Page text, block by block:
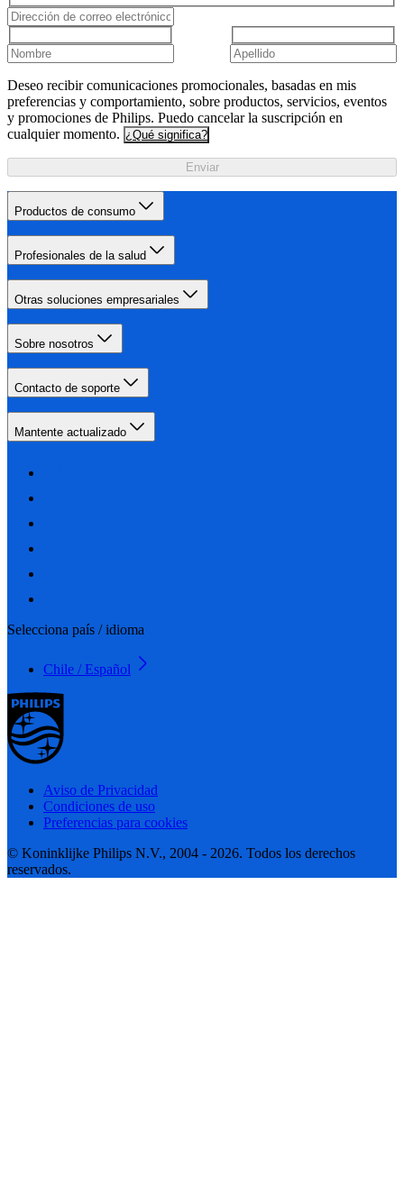
Deseo recibir comunicaciones promocionales, basadas en mis
preferencias y comportamiento, sobre productos, servicios, eventos
y promociones de Philips. Puedo cancelar la suscripción en
cualquier momento. ¿Qué significa?
Enviar
Productos de consumo
Profesionales de la salud
Otras soluciones empresariales
Sobre nosotros
Contacto de soporte
Mantente actualizado
Selecciona país / idioma
Chile / Español
Aviso de Privacidad
Condiciones de uso
Preferencias para cookies
© Koninklijke Philips N.V., 2004 - 2026. Todos los derechos
reservados.